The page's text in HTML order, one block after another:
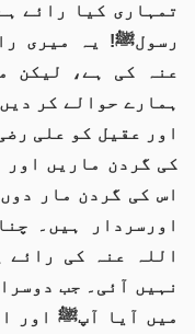
تمہاری کیا رائے
رسولﷺ! یہ میری
عنہ کی ہے، لیکن
ہمارے حوالے کر
اور عقیل کو علی
کی گردن ماریں اور
اس کی گردن مار
اورسردار ہیں۔
اللہ عنہ کی رائے
نہیں آئی۔ جب
میں آیا آپﷺ اور